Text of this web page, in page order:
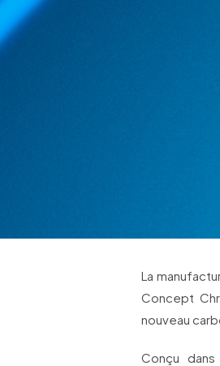
La
Concept
nouveau
Conçu